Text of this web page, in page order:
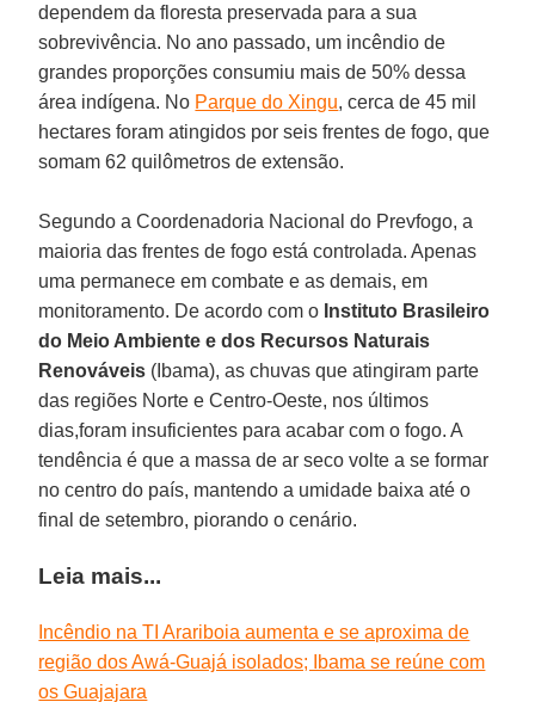
dependem da floresta preservada para a sua
sobrevivência. No ano passado, um incêndio de
grandes proporções consumiu mais de 50% dessa
área indígena. No Parque do Xingu, cerca de 45 mil
hectares foram atingidos por seis frentes de fogo, que
somam 62 quilômetros de extensão.
Segundo a Coordenadoria Nacional do Prevfogo, a
maioria das frentes de fogo está controlada. Apenas
uma permanece em combate e as demais, em
monitoramento. De acordo com o Instituto Brasileiro
do Meio Ambiente e dos Recursos Naturais
Renováveis (Ibama), as chuvas que atingiram parte
das regiões Norte e Centro-Oeste, nos últimos
dias,foram insuficientes para acabar com o fogo. A
tendência é que a massa de ar seco volte a se formar
no centro do país, mantendo a umidade baixa até o
final de setembro, piorando o cenário.
Leia mais...
Incêndio na TI Arariboia aumenta e se aproxima de
região dos Awá-Guajá isolados; Ibama se reúne com
os Guajajara